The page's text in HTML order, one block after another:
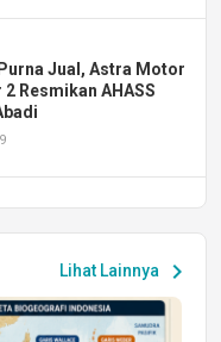
Jual, Astra Motor
Resmikan AHASS
MagangLihat Lainnya chevron_right